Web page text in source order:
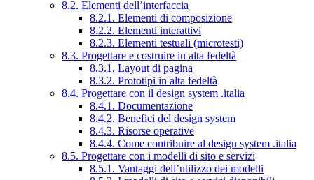
8.2. Elementi dell’interfaccia
8.2.1. Elementi di composizione
8.2.2. Elementi interattivi
8.2.3. Elementi testuali (microtesti)
8.3. Progettare e costruire in alta fedeltà
8.3.1. Layout di pagina
8.3.2. Prototipi in alta fedeltà
8.4. Progettare con il design system .italia
8.4.1. Documentazione
8.4.2. Benefici del design system
8.4.3. Risorse operative
8.4.4. Come contribuire al design system .italia
8.5. Progettare con i modelli di sito e servizi
8.5.1. Vantaggi dell’utilizzo dei modelli